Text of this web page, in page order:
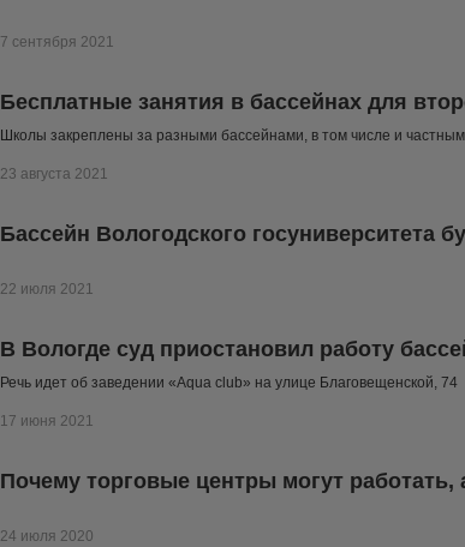
7 сентября 2021
Бесплатные занятия в бассейнах для
Школы закреплены за разными бассейнами, в том числе и
23 августа 2021
Бассейн Вологодского госуниверситета
22 июля 2021
В Вологде суд приостановил работу
Речь идет об заведении «Aqua club» на улице Благовещенской, 74
17 июня 2021
Почему торговые центры могут работать,
24 июля 2020